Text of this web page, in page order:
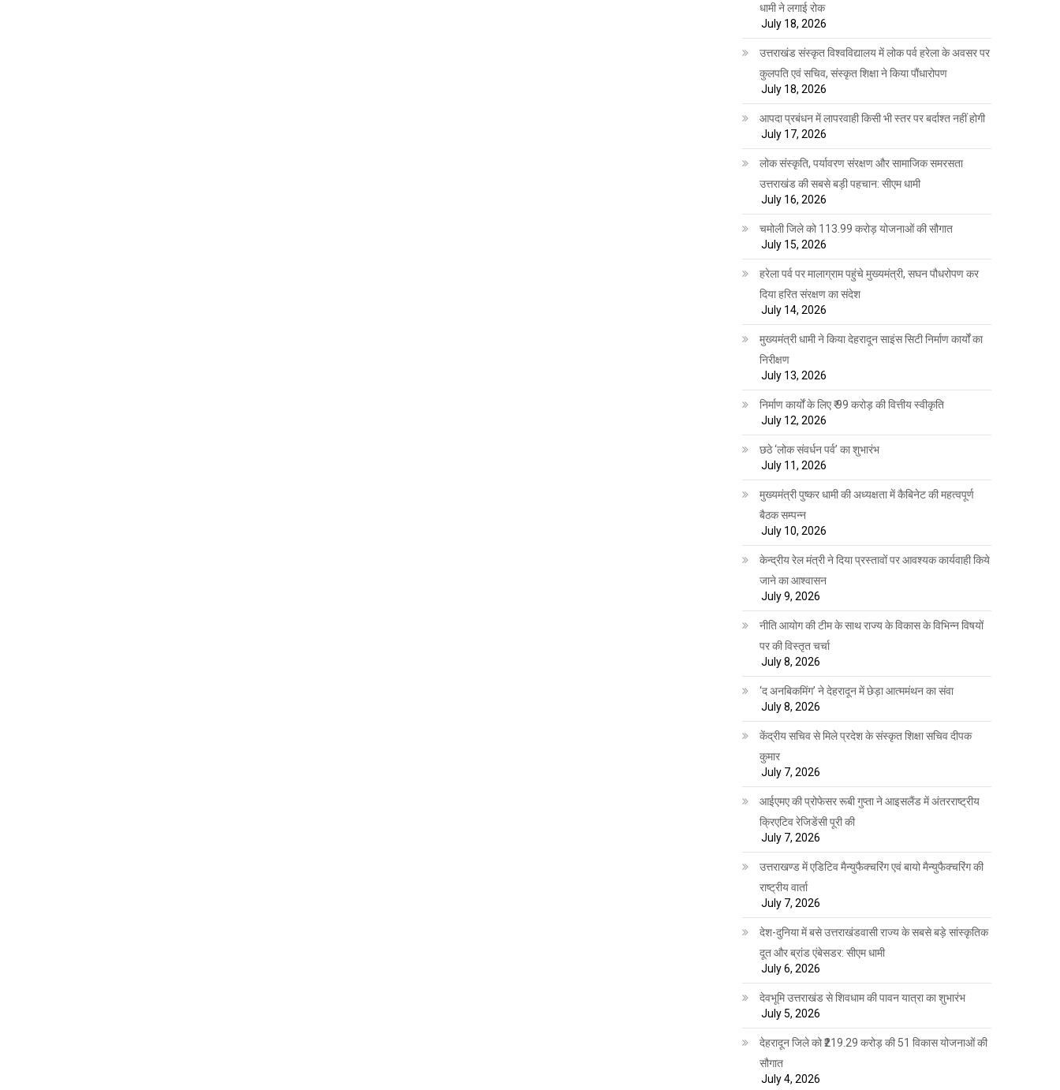
धामी ने लगाई रोक
July 18, 2026
उत्तराखंड संस्कृत विश्वविद्यालय में लोक पर्व हरेला के अवसर पर
कुलपति एवं सचिव, संस्कृत शिक्षा ने किया पौंधारोपण
July 18, 2026
आपदा प्रबंधन में लापरवाही किसी भी स्तर पर बर्दाश्त नहीं होगी
July 17, 2026
लोक संस्कृति, पर्यावरण संरक्षण और सामाजिक समरसता
उत्तराखंड की सबसे बड़ी पहचान: सीएम धामी
July 16, 2026
चमोली जिले को 113.99 करोड़ योजनाओं की सौगात
July 15, 2026
हरेला पर्व पर मालाग्राम पहुंचे मुख्यमंत्री, सघन पौधरोपण कर
दिया हरित संरक्षण का संदेश
July 14, 2026
मुख्यमंत्री धामी ने किया देहरादून साइंस सिटी निर्माण कार्यों का
निरीक्षण
July 13, 2026
निर्माण कार्यों के लिए ₹ 99 करोड़ की वित्तीय स्वीकृति
July 12, 2026
छठे ‘लोक संवर्धन पर्व’ का शुभारंभ
July 11, 2026
मुख्यमंत्री पुष्कर धामी की अध्यक्षता में कैबिनेट की महत्वपूर्ण
बैठक सम्पन्न
July 10, 2026
केन्द्रीय रेल मंत्री ने दिया प्रस्तावों पर आवश्यक कार्यवाही किये
जाने का आश्वासन
July 9, 2026
नीति आयोग की टीम के साथ राज्य के विकास के विभिन्न विषयों
पर की विस्तृत चर्चा
July 8, 2026
‘द अनबिकमिंग’ ने देहरादून में छेड़ा आत्ममंथन का संवा
July 8, 2026
केंद्रीय सचिव से मिले प्रदेश के संस्कृत शिक्षा सचिव दीपक
कुमार
July 7, 2026
आईएमए की प्रोफेसर रूबी गुप्ता ने आइसलैंड में अंतरराष्ट्रीय
क्रिएटिव रेजिडेंसी पूरी की
July 7, 2026
उत्तराखण्ड में एडिटिव मैन्युफैक्चरिंग एवं बायो मैन्युफैक्चरिंग की
राष्ट्रीय वार्ता
July 7, 2026
देश-दुनिया में बसे उत्तराखंडवासी राज्य के सबसे बड़े सांस्कृतिक
दूत और ब्रांड एंबेसडर: सीएम धामी
July 6, 2026
देवभूमि उत्तराखंड से शिवधाम की पावन यात्रा का शुभारंभ
July 5, 2026
देहरादून जिले को ₹219.29 करोड़ की 51 विकास योजनाओं की
सौगात
July 4, 2026